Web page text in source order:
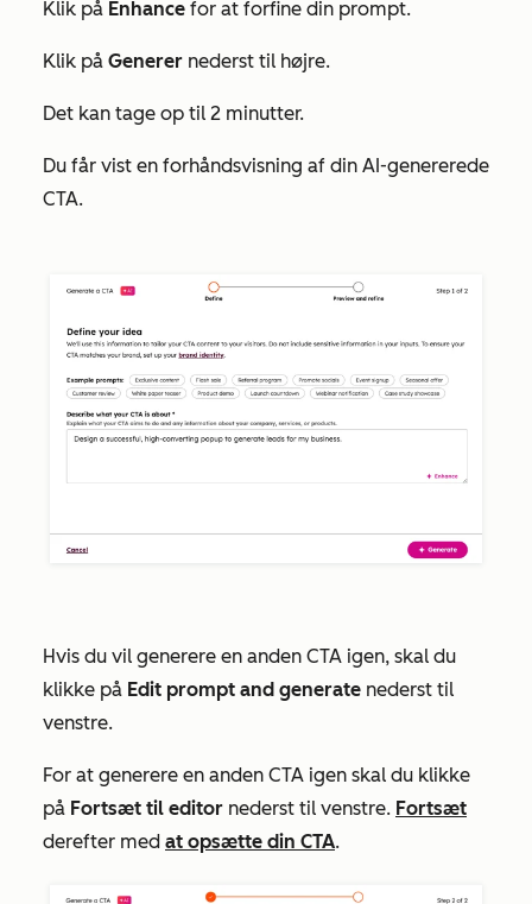
Klik på Enhance for at forfine din prompt.
Klik på Generer nederst til højre.
Det kan tage op til 2 minutter.
Du får vist en forhåndsvisning af din AI-genererede
CTA.
Hvis du vil generere en anden CTA igen, skal du
klikke på Edit prompt and generate nederst til
venstre.
For at generere en anden CTA igen skal du klikke
på Fortsæt til editor nederst til venstre. Fortsæt
derefter med at opsætte din CTA.